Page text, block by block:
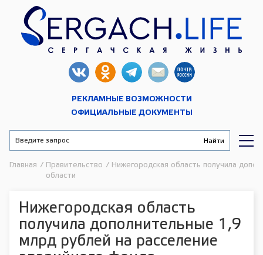
РЕКЛАМНЫЕ ВОЗМОЖНОСТИ
ОФИЦИАЛЬНЫЕ ДОКУМЕНТЫ
Главная /
Правительство
области
/ Нижегородская область получила
Нижегородская область
получила дополнительные 1,9
млрд рублей на расселение